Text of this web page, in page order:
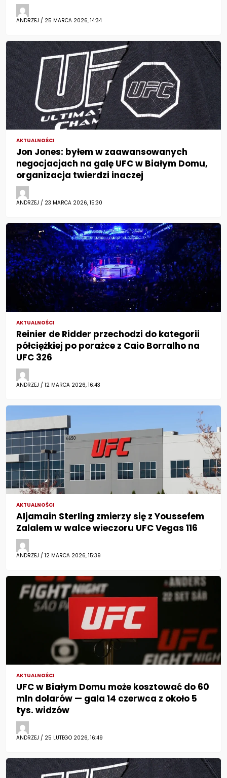
ANDRZEJ / 25 MARCA 2026, 14:34
AKTUALNOŚCI
Jon Jones: byłem w zaawansowanych
negocjacjach na galę UFC w Białym Domu,
organizacja twierdzi inaczej
ANDRZEJ / 23 MARCA 2026, 15:30
AKTUALNOŚCI
Reinier de Ridder przechodzi do kategorii
półciężkiej po porażce z Caio Borralho na
UFC 326
ANDRZEJ / 12 MARCA 2026, 16:43
AKTUALNOŚCI
Aljamain Sterling zmierzy się z Youssefem
Zalalem w walce wieczoru UFC Vegas 116
ANDRZEJ / 12 MARCA 2026, 15:39
AKTUALNOŚCI
UFC w Białym Domu może kosztować do 60
mln dolarów — gala 14 czerwca z około 5
tys. widzów
ANDRZEJ / 25 LUTEGO 2026, 16:49